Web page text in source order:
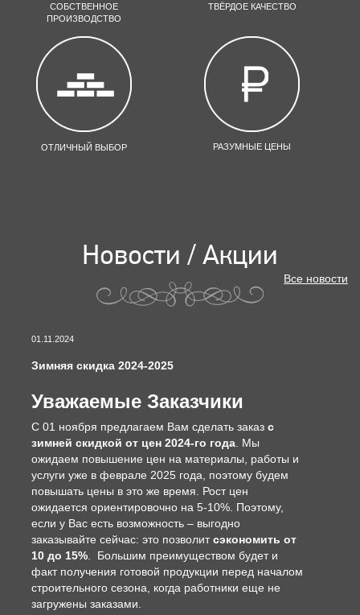
СОБСТВЕННОЕ
ПРОИЗВОДСТВО
ТВЁРДОЕ КАЧЕСТВО
ОТЛИЧНЫЙ ВЫБОР РАЗУМНЫЕ ЦЕНЫ
Новости / Акции
Все новости
01.11.2024
Зимняя скидка 2024-2025
Уважаемые Заказчики
С 01 ноября предлагаем Вам сделать заказ с
зимней скидкой от цен 2024-го года . Мы
ожидаем повышение цен на материалы, работы и
услуги уже в феврале 2025 года, поэтому будем
повышать цены в это же время. Рост цен
ожидается ориентировочно на 5-10%. Поэтому,
если у Вас есть возможность – выгодно
заказывайте сейчас: это позволитсэкономить от
10 до 15% . Большим преимуществом будет и
факт получения готовой продукции перед началом
строительного сезона, когда работники еще не
загружены заказами.